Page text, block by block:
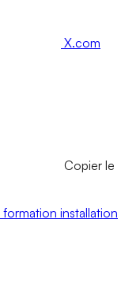
X.com
Copier le
formation installation